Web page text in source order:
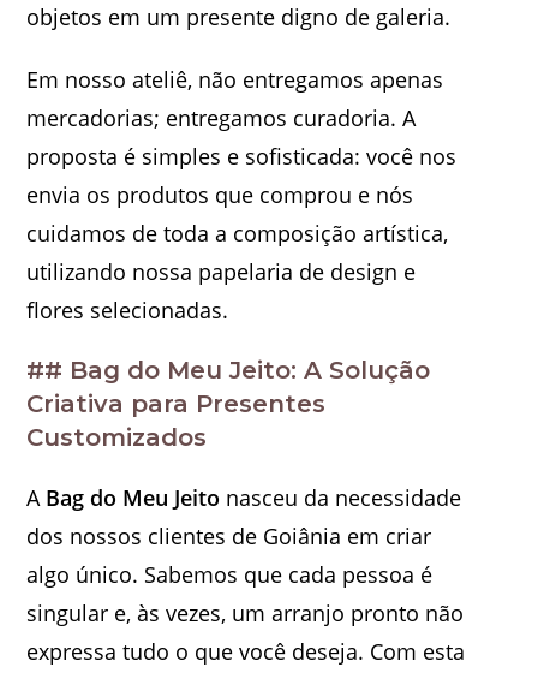
objetos em um presente digno de galeria.
Em nosso ateliê, não entregamos apenas
mercadorias; entregamos curadoria. A
proposta é simples e sofisticada: você nos
envia os produtos que comprou e nós
cuidamos de toda a composição artística,
utilizando nossa papelaria de design e
flores selecionadas.
## Bag do Meu Jeito: A Solução
Criativa para Presentes
Customizados
A Bag do Meu Jeito nasceu da necessidade
dos nossos clientes de Goiânia em criar
algo único. Sabemos que cada pessoa é
singular e, às vezes, um arranjo pronto não
expressa tudo o que você deseja. Com esta